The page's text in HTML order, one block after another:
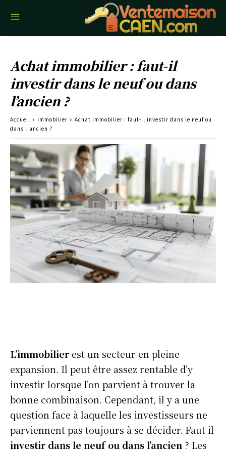
Achat immobilier : faut-il
investir dans le neuf ou dans
l’ancien ?
Accueil Immobilier
Achat immobilier : faut-il investir dans le neuf ou
dans l'ancien ?
L’immobilier est un secteur en pleine
expansion. Il peut être assez rentable d’y
investir lorsque l’on parvient à trouver la
bonne combinaison. Cependant, il y a une
question face à laquelle les investisseurs ne
parviennent pas toujours à se décider. Faut-il
investir dans le neuf ou dans l’ancien ? Les